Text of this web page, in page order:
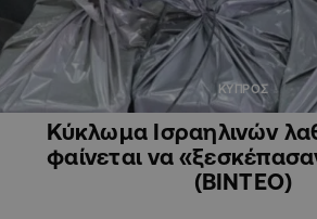
ΚΥΠΡΟΣ
Κύκλωμα Ισραηλινών
φαίνεται να
(ΒΙΝΤΕΟ)